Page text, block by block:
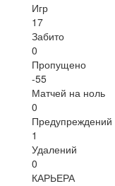
Игр
17
Забито
0
Пропущено
-55
Матчей на ноль
0
Предупреждений
1
Удалений
0
КАРЬЕРА